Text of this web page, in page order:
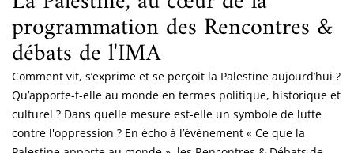
programmation des Rencontres &
débats de l'IMA
Comment vit, s’exprime et se perçoit la Palestine aujourd’hui ?
Qu’apporte-t-elle au monde en termes politique, historique et
culturel ? Dans quelle mesure est-elle un symbole de lutte
contre l'oppression ? En écho à l’événement « Ce que la